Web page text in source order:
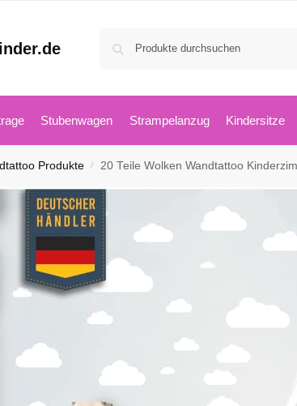
Stubenwagen Strampelanzug Kindersitze
Produkte / 20 Teile Wolken Wandtattoo Kinderzimmer Set –